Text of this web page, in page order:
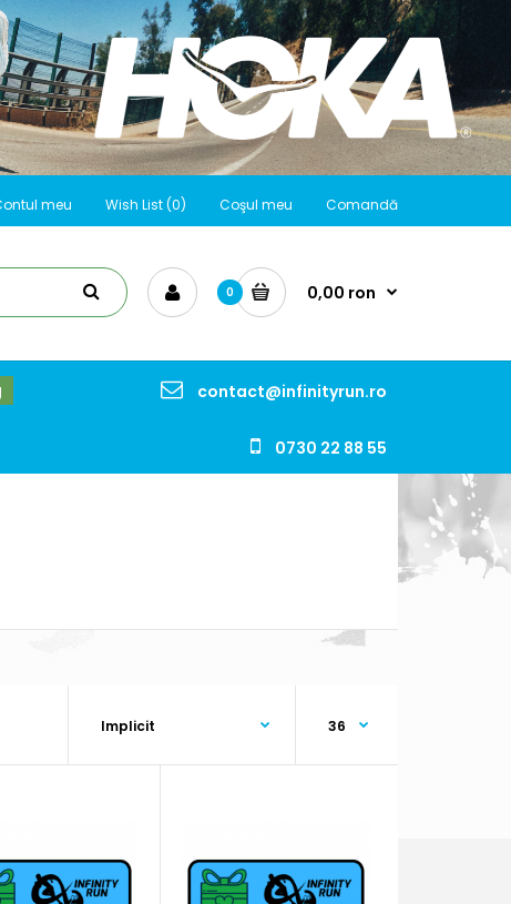
meu Wish List (0) Coşul meu Comandă
0 0,00 ron
contact@infinityrun.ro
0730 22 88 55